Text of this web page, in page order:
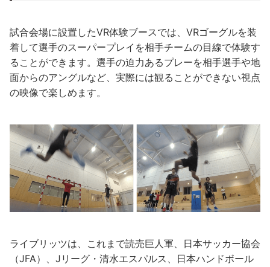
試合会場に設置したVR体験ブースでは、VRゴーグルを装
着して選手のスーパープレイを相手チームの目線で体験す
ることができます。選手の迫力あるプレーを相手選手や地
面からのアングルなど、実際には観ることができない視点
の映像で楽しめます。
ライブリッツは、これまで読売巨人軍、日本サッカー協会
（JFA）、Jリーグ・清水エスパルス、日本ハンドボール